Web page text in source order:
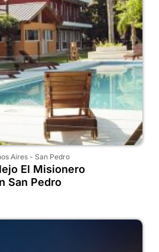
Aires- San Pedro
El Misionero
San Pedro